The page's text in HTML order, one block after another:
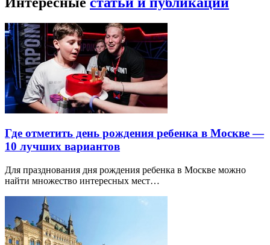
Где отметить день рождения ребенка в Москве —
10 лучших вариантов
Для празднования дня рождения ребенка в Москве можно
найти множество интересных мест…